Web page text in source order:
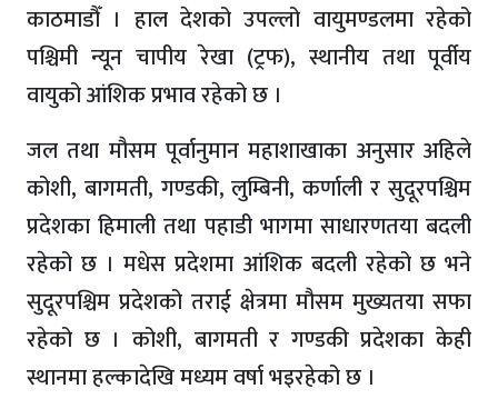
काठमाडौँ । हाल देशको उपल्लो वायुमण्डलमा रहेको
पश्चिमी न्यून चापीय रेखा (ट्रफ), स्थानीय तथा पूर्वीय
वायुको आंशिक प्रभाव रहेको छ ।
जल तथा मौसम पूर्वानुमान महाशाखाका अनुसार अहिले
कोशी, बागमती, गण्डकी, लुम्बिनी, कर्णाली र सुदूरपश्चिम
प्रदेशका हिमाली तथा पहाडी भागमा साधारणतया बदली
रहेको छ । मधेस प्रदेशमा आंशिक बदली रहेको छ भने
सुदूरपश्चिम प्रदेशको तराई क्षेत्रमा मौसम मुख्यतया सफा
रहेको छ । कोशी, बागमती र गण्डकी प्रदेशका केही
स्थानमा हल्कादेखि मध्यम वर्षा भइरहेको छ ।